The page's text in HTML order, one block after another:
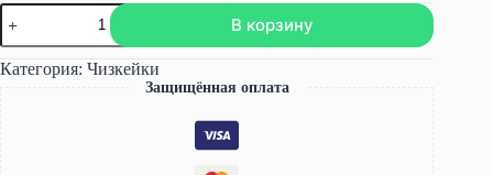
Количество
товара
Летний
курс
В корзину
Категория: Чизкейки
Защищённая оплата